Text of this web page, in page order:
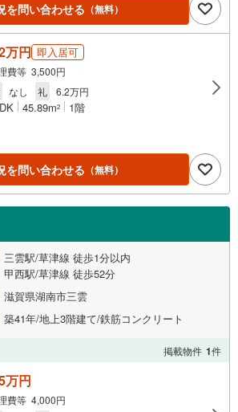
を問い合わせる （無料）
万円 即入居可
費等 3,500円
なし 礼 6.2万円
45.89m2 1階
を問い合わせる （無料）
三雲駅/草津線 徒歩1分以内
甲西駅/草津線 徒歩52分
滋賀県湖南市三雲
築41年/地上3階建て/鉄筋コンクリート
掲載物件 1件
万円
費等 4,000円